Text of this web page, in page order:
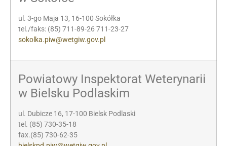
ul. 3-go Maja 13, 16-100 Sokółka
tel./faks: (85) 711-89-26 711-23-27
sokolka.piw@wetgiw.gov.pl
Powiatowy Inspektorat Weterynarii
w Bielsku Podlaskim
ul. Dubicze 16, 17-100 Bielsk Podlaski
tel. (85) 730-35-18
fax.(85) 730-62-35